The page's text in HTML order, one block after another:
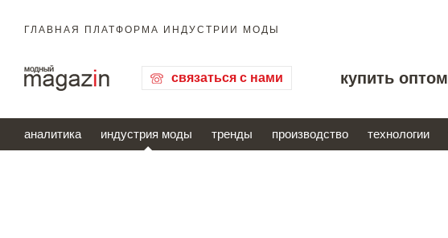
ГЛАВНАЯ ПЛАТФОРМА ИНДУСТРИИ МОДЫ
связаться с нами купить оптом
аналитика индустрия моды тренды производство технологии